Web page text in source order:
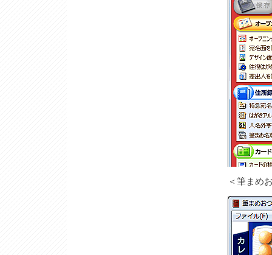
＜筆まめ